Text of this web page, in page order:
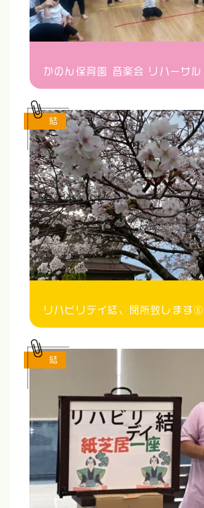
かのん保育園 音楽会 リハーサル
リハビリデイ結、閉所致します⑥
結
結